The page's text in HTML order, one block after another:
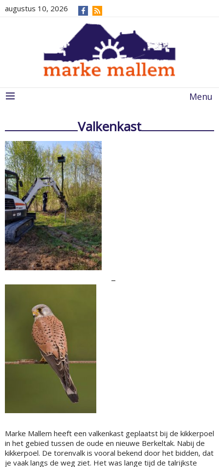
augustus 10, 2026
Menu
Valkenkast
Marke Mallem heeft een valkenkast geplaatst bij de kikkerpoel
in het gebied tussen de oude en nieuwe Berkeltak. Nabij de
kikkerpoel. De torenvalk is vooral bekend door het bidden, dat
je vaak langs de weg ziet. Het was lange tijd de talrijkste